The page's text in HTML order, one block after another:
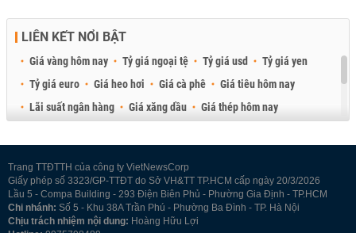
LIÊN KẾT NỔI BẬT
Giá vàng hôm nay Tỷ giá ngoại tệ Tỷ giá usd
Tỷ giá yen
Tỷ giá euro
Giá heo hơi Giá cà phê
Giá tiêu hôm nay
Lãi suất ngân hàng
Giá xăng dầu
Giá thép hôm nay
Trang TTĐTTH của công ty VietNewsCorp
Giấy phép số 3323/GP-TTĐT do Sở VH&TT TP.HCM cấp ngày 20/3/2026
Lầu 5 - Compa Building - 293 Điện Biên Phủ - Phường Gia Định - TP.HCM
Chi nhánh: Số 5 - Khu 38A Trần Phú - Phường Ba Đình - TP. Hà Nội
Chịu trách nhiệm nội dung: Hoàng Hữu Lợi